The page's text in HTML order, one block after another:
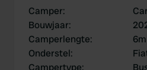
Camper:
Bouwjaar:
Camperlengte:
6m
Onderstel:
Campertype: